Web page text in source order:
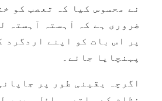
نے محسوس کیا کہ تعصب کو
ضروری ہے کہ آہستہ آہستہ
پر اس بات کو اپنے اردگرد
پہنچایا جائے۔
اگرچہ یقینی طور پر